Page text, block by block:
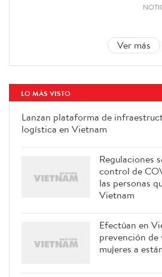
Ver más
LO MÁS VISTO
Lanzan plataforma de
logística en Vietnam
Regulaciones
control de
las personas
Vietnam
Efectúan en
prevención
mujeres a